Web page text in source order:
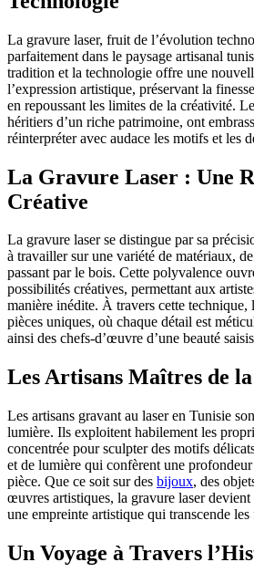
La gravure laser, fruit de l’évolution
parfaitement dans le paysage artisanal
tradition et la technologie offre une
l’expression artistique, préservant la
en repoussant les limites de la créativité.
héritiers d’un riche patrimoine, ont
réinterpréter avec audace les motifs et les
La Gravure Laser : Une
Créative
La gravure laser se distingue par sa
à travailler sur une variété de matériaux,
passant par le bois. Cette polyvalence
possibilités créatives, permettant aux
manière inédite. À travers cette
pièces uniques, où chaque détail est
ainsi des chefs-d’œuvre d’une beauté
Les Artisans Maîtres de
Les artisans gravant au laser en Tunisie
lumière. Ils exploitent habilement les
concentrée pour sculpter des motifs
et de lumière qui confèrent une
pièce. Que ce soit sur des bijoux, des
œuvres artistiques, la gravure laser
une empreinte artistique qui transcende
Un Voyage à Travers